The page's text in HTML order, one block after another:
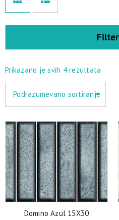
Filter
Prikazano je svih 4 rezultata
Podrazumevano sortiranje
Domino Azul 15X30